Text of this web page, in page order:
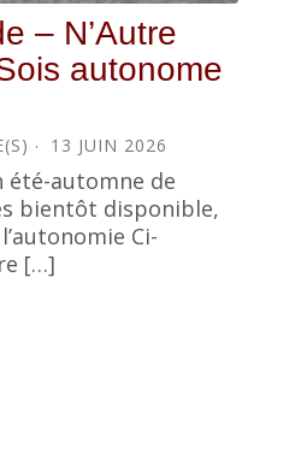
– N’Autre
autonome
13 JUIN 2026
été-automne de
bientôt disponible,
Ci-
[…]